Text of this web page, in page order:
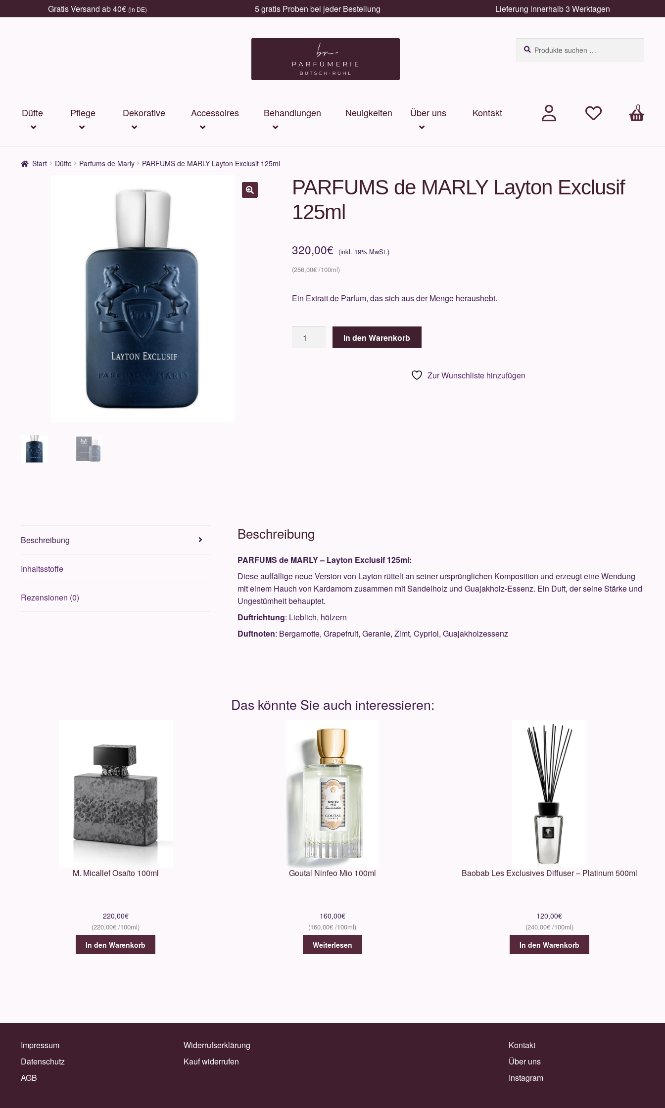
Gratis Versand ab 40€ (in DE) 5 gratis Proben bei jeder Bestellung Lieferung innerhalb 3 Werktagen
nach:
Düfte Pflege Dekorative Accessoires Behandlungen Neuigkeiten Über uns Kontakt
0
Arti
Start Düfte Parfums de Marly PARFUMS de MARLY Layton Exclusif 125ml
PARFUMS de MARLY Layton Exclusif
125ml
320,00€
256,00€
Ein Extrait de Parfum, das sich aus der Menge heraushebt.
In den Warenkorb
Zur Wunschliste hinzufügen
Beschreibung
Inhaltsstoffe
Rezensionen (0)
Beschreibung
PARFUMS de MARLY – Layton Exclusif 125ml:
Diese auffällige neue Version von Layton rüttelt an seiner ursprünglichen Komposition und erzeugt eine Wendung
mit einem Hauch von Kardamom zusammen mit Sandelholz und Guajakholz-Essenz. Ein Duft, der seine Stärke und
Ungestümheit behauptet.
Duftrichtung: Lieblich, hölzern
Duftnoten: Bergamotte, Grapefruit, Geranie, Zimt, Cypriol, Guajakholzessenz
M. Micallef Osaïto 100ml
220,00€
220,00€
In den Warenkorb
Goutal Ninfeo Mio 100ml
160,00€
160,00€
Weiterlesen
Baobab Les Exclusives Diffuser – Platinum 500ml
120,00€
240,00€
In den Warenkorb
Impressum
Datenschutz
AGB
Widerrufserklärung
Kauf widerrufen
Kontakt
Über uns
Instagram